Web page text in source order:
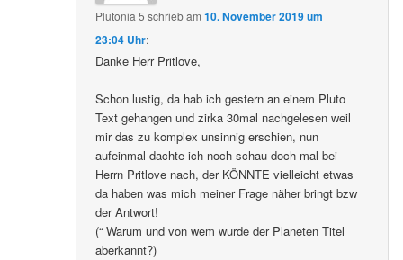
Plutonia 5 schriebam10. November 2019 um
23:04 Uhr:
Danke Herr Pritlove,
Schon lustig, da hab ich gestern an einem Pluto
Text gehangen und zirka 30mal nachgelesen weil
mir das zu komplex unsinnig erschien, nun
aufeinmal dachte ich noch schau doch mal bei
Herrn Pritlove nach, der KÖNNTE vielleicht etwas
da haben was mich meiner Frage näher bringt bzw
der Antwort!
(“ Warum und von wem wurde der Planeten Titel
aberkannt?)